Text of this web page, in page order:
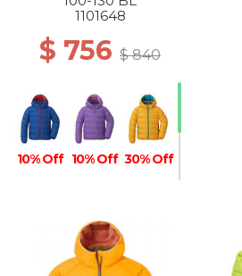
1101648
$ 756 $ 840
10% Off 10% Off 30% Off